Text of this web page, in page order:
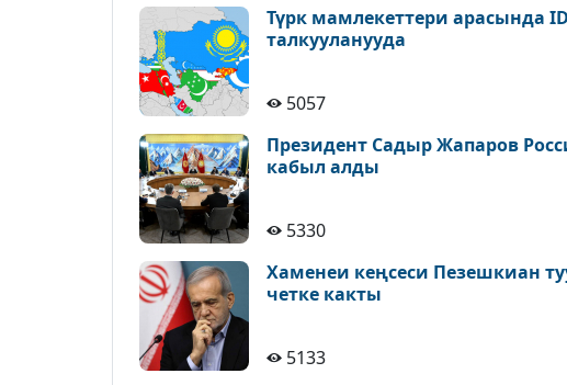
Түрк мамлекеттери арасында
талкууланууда
5057
Президент Садыр Жапаров
кабыл алды
5330
Хаменеи кеңсеси Пезешкиан
четке какты
5133